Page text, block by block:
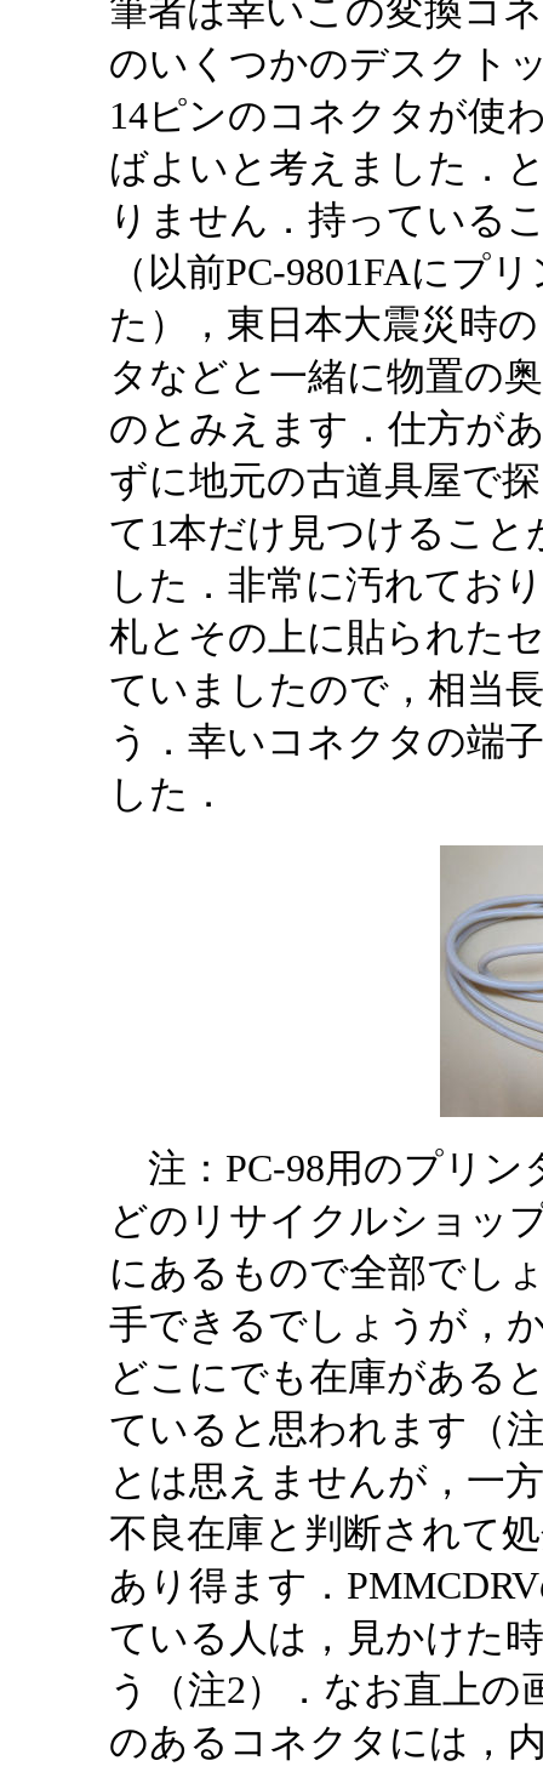
筆者は幸いこの変換コ
のいくつかのデスクト
14ピンのコネクタが使
ばよいと考えました．
りません．持っている
（以前PC-9801FAにプ
た），東日本大震災時
タなどと一緒に物置の
のとみえます．仕方が
ずに地元の古道具屋で
て1本だけ見つけること
した．非常に汚れてお
札とその上に貼られた
ていましたので，相当
う．幸いコネクタの端
した．
注：PC-98用のプリン
どのリサイクルショッ
にあるもので全部でし
手できるでしょうが，
どこにでも在庫がある
ていると思われます（
とは思えませんが，一
不良在庫と判断されて
あり得ます．
ている人は，見かけた
う（注2）．なお直上
のあるコネクタには，